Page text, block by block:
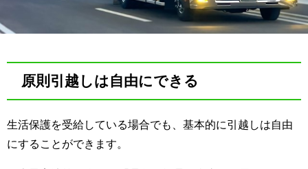
原則引越しは自由にできる
生活保護を受給している場合でも、基本的に引越しは自由
にすることができます。